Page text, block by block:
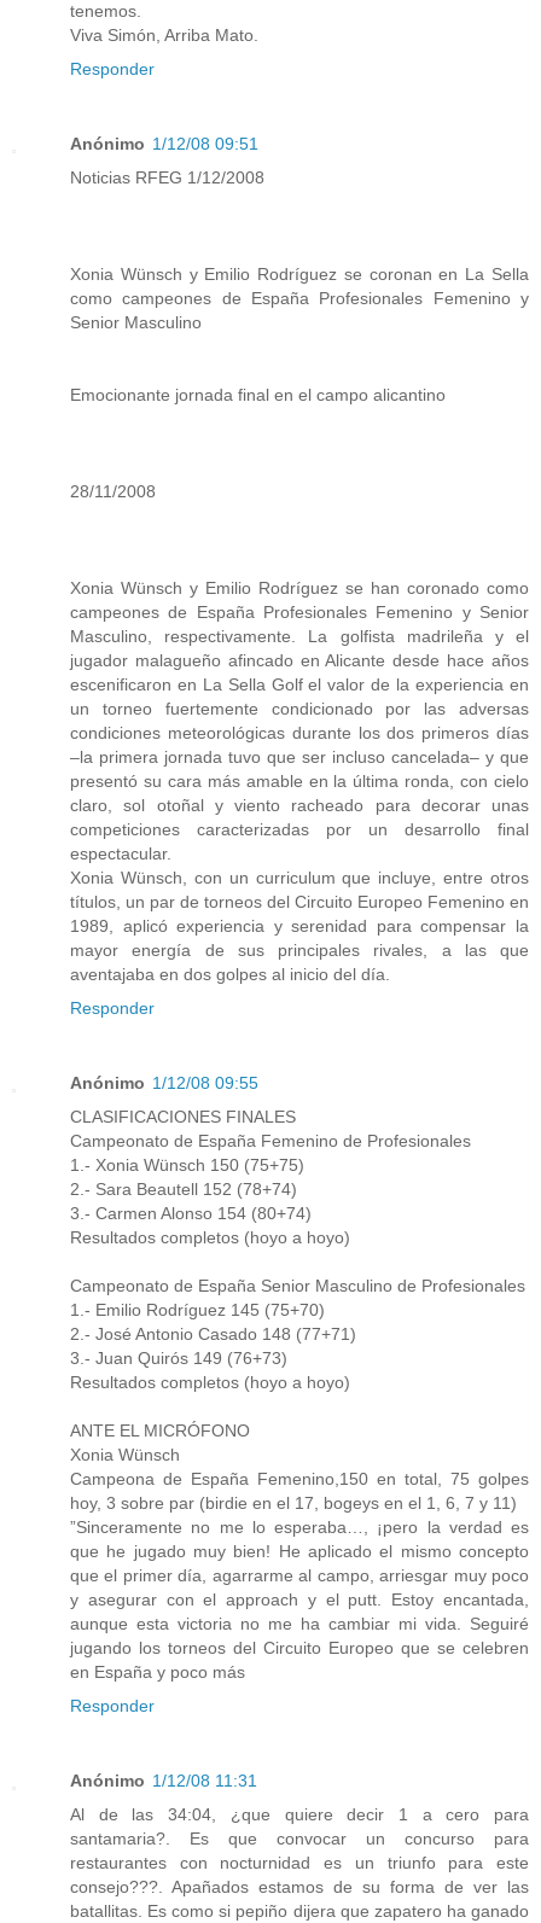
tenemos.
Viva Simón, Arriba Mato.
Responder
Anónimo 1/12/08 09:51
Noticias RFEG 1/12/2008
Xonia Wünsch y Emilio Rodríguez se coronan en La Sella
como campeones de España Profesionales Femenino y
Senior Masculino
Emocionante jornada final en el campo alicantino
28/11/2008
Xonia Wünsch y Emilio Rodríguez se han coronado como
campeones de España Profesionales Femenino y Senior
Masculino, respectivamente. La golfista madrileña y el
jugador malagueño afincado en Alicante desde hace años
escenificaron en La Sella Golf el valor de la experiencia en
un torneo fuertemente condicionado por las adversas
condiciones meteorológicas durante los dos primeros días
–la primera jornada tuvo que ser incluso cancelada– y que
presentó su cara más amable en la última ronda, con cielo
claro, sol otoñal y viento racheado para decorar unas
competiciones caracterizadas por un desarrollo final
espectacular.
Xonia Wünsch, con un curriculum que incluye, entre otros
títulos, un par de torneos del Circuito Europeo Femenino en
1989, aplicó experiencia y serenidad para compensar la
mayor energía de sus principales rivales, a las que
aventajaba en dos golpes al inicio del día.
Responder
Anónimo 1/12/08 09:55
CLASIFICACIONES FINALES
Campeonato de España Femenino de Profesionales
1.- Xonia Wünsch 150 (75+75)
2.- Sara Beautell 152 (78+74)
3.- Carmen Alonso 154 (80+74)
Resultados completos (hoyo a hoyo)
Campeonato de España Senior Masculino de Profesionales
1.- Emilio Rodríguez 145 (75+70)
2.- José Antonio Casado 148 (77+71)
3.- Juan Quirós 149 (76+73)
Resultados completos (hoyo a hoyo)
ANTE EL MICRÓFONO
Xonia Wünsch
Campeona de España Femenino,150 en total, 75 golpes
hoy, 3 sobre par (birdie en el 17, bogeys en el 1, 6, 7 y 11)
”Sinceramente no me lo esperaba…, ¡pero la verdad es
que he jugado muy bien! He aplicado el mismo concepto
que el primer día, agarrarme al campo, arriesgar muy poco
y asegurar con el approach y el putt. Estoy encantada,
aunque esta victoria no me ha cambiar mi vida. Seguiré
jugando los torneos del Circuito Europeo que se celebren
en España y poco más
Responder
Anónimo 1/12/08 11:31
Al de las 34:04, ¿que quiere decir 1 a cero para
santamaria?. Es que convocar un concurso para
restaurantes con nocturnidad es un triunfo para este
consejo???. Apañados estamos de su forma de ver las
batallitas. Es como si pepiño dijera que zapatero ha ganado